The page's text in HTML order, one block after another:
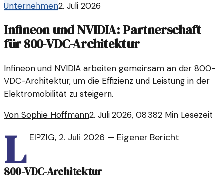
Unternehmen2. Juli 2026
Infineon und NVIDIA: Partnerschaft
für 800-VDC-Architektur
Infineon und NVIDIA arbeiten gemeinsam an der 800-
VDC-Architektur, um die Effizienz und Leistung in der
Elektromobilität zu steigern.
Von Sophie Hoffmann2. Juli 2026, 08:382 Min Lesezeit
L EIPZIG, 2. Juli 2026 — Eigener Bericht
800-VDC-Architektur